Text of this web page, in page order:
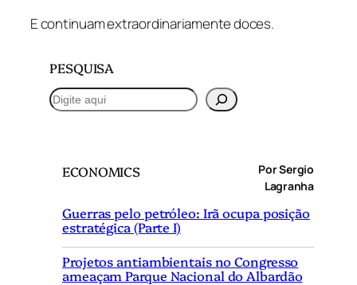
E continuam extraordinariamente doces.
PESQUISA
P
e
ECONOMICS
Por Sergio
Lagranha
Guerras pelo petróleo: Irã ocupa posição
estratégica (Parte I)
Projetos antiambientais no Congresso
ameaçam Parque Nacional do Albardão